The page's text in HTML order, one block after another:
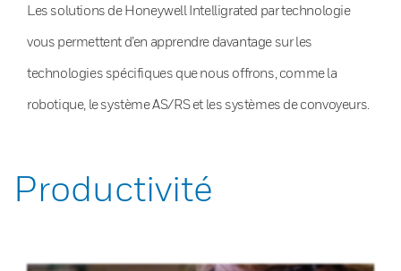
Les solutions de Honeywell Intelligrated par technologie
vous permettent d’en apprendre davantage sur les
technologies spécifiques que nous offrons, comme la
robotique, le système AS/RS et les systèmes de convoyeurs.
Productivité